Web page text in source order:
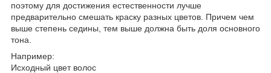
поэтому для достижения естественности лучше
предварительно смешать краску разных цветов. Причем чем
выше степень седины, тем выше должна быть доля основного
тона.
Например:
Исходный цвет волос